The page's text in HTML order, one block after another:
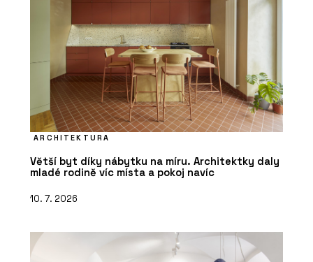
ARCHITEKTURA
Větší byt díky nábytku na míru. Architektky daly
mladé rodině víc místa a pokoj navíc
10. 7. 2026